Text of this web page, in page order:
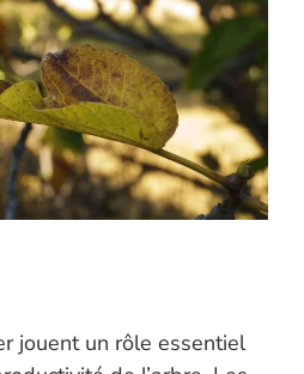
jouent un rôle essentiel